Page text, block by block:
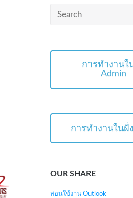
Search
การทำงานใ
Admin
การทำงานในฝั่
OUR SHARE
สอนใช้งาน Outlook